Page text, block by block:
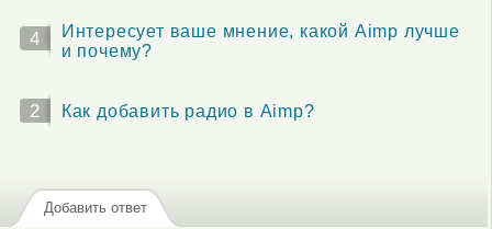
4
Интересует ваше мнение, какой Aimp лучше
и почему?
2 Как добавить радио в Aimp?
Добавить ответ